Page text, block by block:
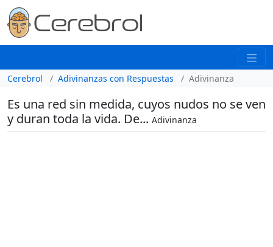
Cerebrol Adivinanzas con Respuestas Adivinanza
Es una red sin medida, cuyos nudos no se ven
y duran toda la vida. De... Adivinanza